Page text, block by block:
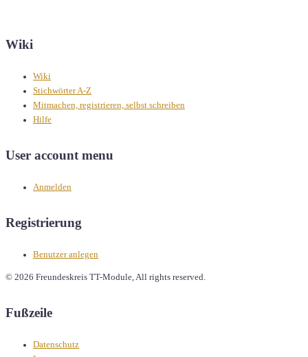
Wiki
Wiki
Stichwörter A-Z
Mitmachen, registrieren, selbst schreiben
Hilfe
User account menu
Anmelden
Registrierung
Benutzer anlegen
© 2026 Freundeskreis TT-Module, All rights reserved.
Fußzeile
Datenschutz